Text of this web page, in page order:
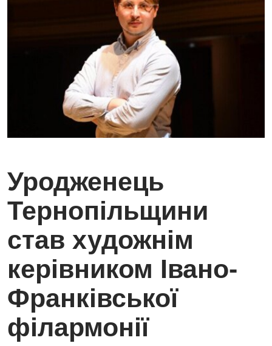
Уродженець
Тернопільщини
став художнім
керівником Івано-
Франківської
філармонії